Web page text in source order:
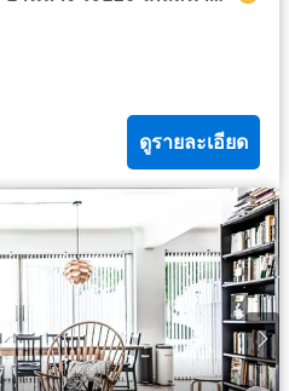
ดูรายละเอียด